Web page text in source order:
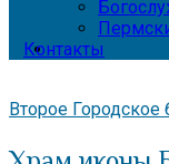
Контакты
Второе Городское